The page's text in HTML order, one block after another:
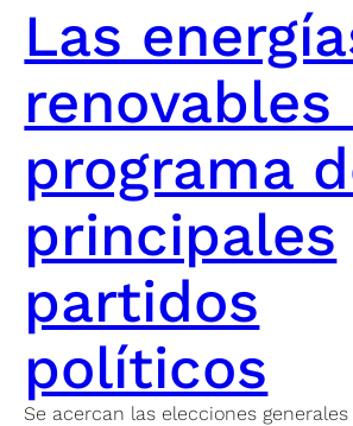
Las
renovables
programa
principales
partidos
políticos
Se acercan las elecciones